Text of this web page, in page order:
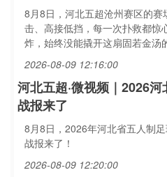
8月8日，河北五超沧州赛区的赛
击、高接低挡，每一次扑救都惊
炸，始终没能撬开这扇固若金汤
2026-08-09 12:16:00
河北五超·微视频｜2026
战报来了
8月8日，2026年河北省五人制
战报来了！
2026-08-09 12:20:00